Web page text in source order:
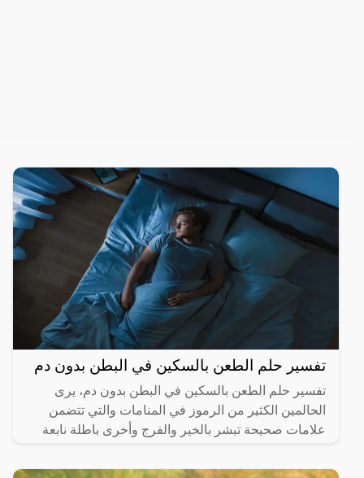
تفسير حلم الطعن بالسكين في البطن بدون دم
تفسير حلم الطعن بالسكين في البطن بدون دم، يرى
الحالمين الكثير من الرموز في المنامات والتي تتضمن
علامات صحيحة تبشر بالخير والفرج وأخرى باطلة نابعة